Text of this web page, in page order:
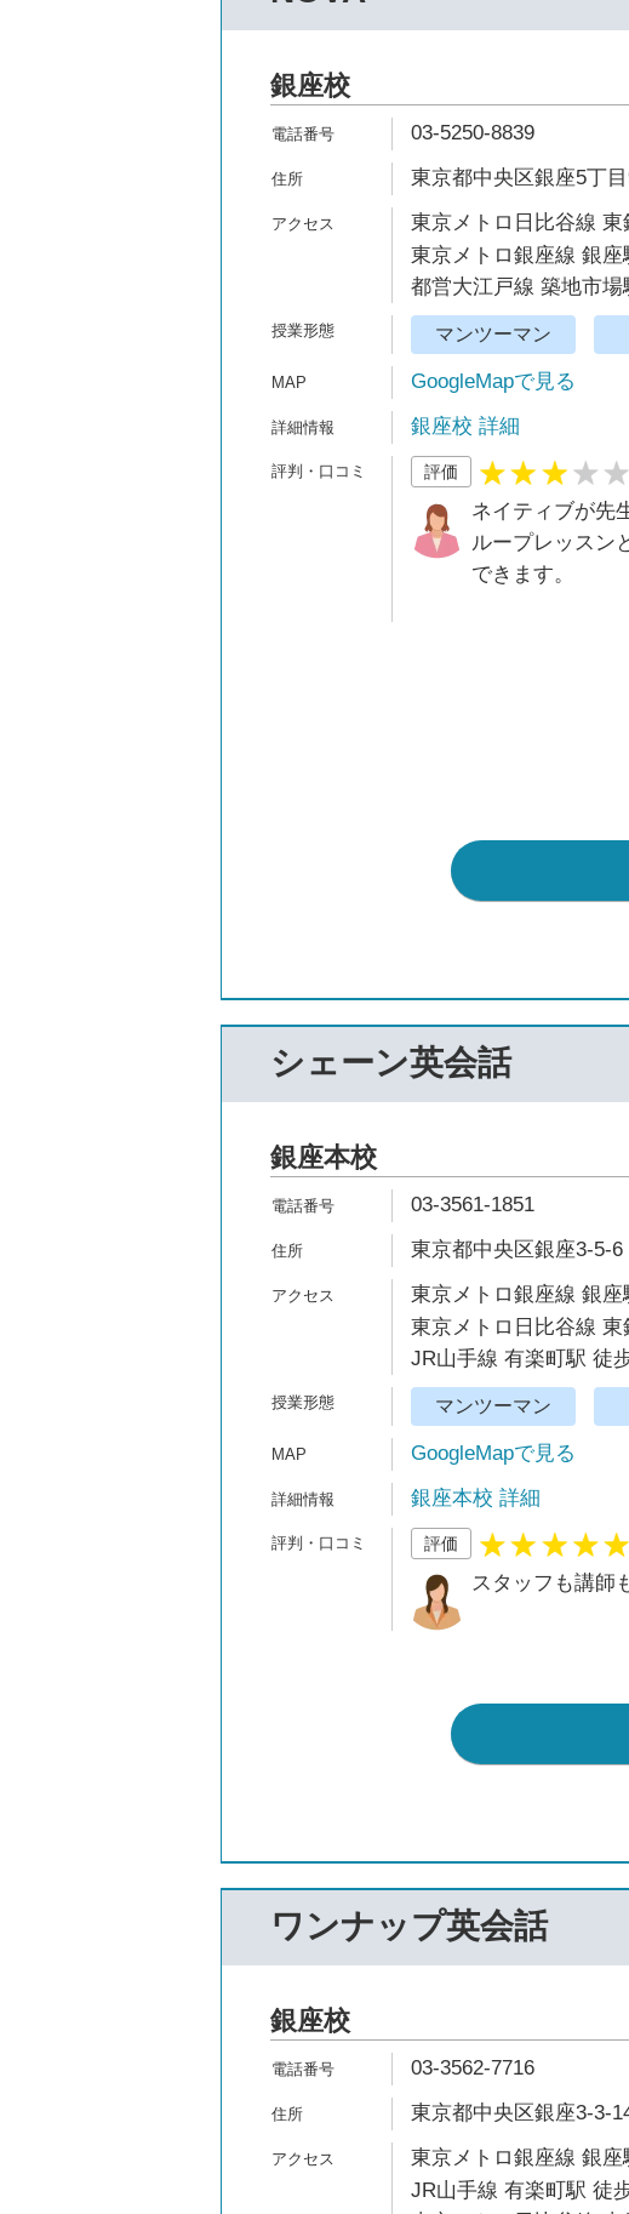
銀座校
03-5250-8839
東京都中央区銀座5丁
東京メトロ日比谷線
東京メトロ銀座線 銀座
都営大江戸線 築地市場
マンツーマン
GoogleMapで見る
銀座校 詳細
評価
ネイティブが先
ループレッスン
できます。
シェーン英会話
銀座本校
03-3561-1851
東京都中央区銀座3-5-
東京メトロ銀座線 銀座
東京メトロ日比谷線
JR山手線 有楽町駅 徒
マンツーマン
GoogleMapで見る
銀座本校 詳細
評価
スタッフも講師
ワンナップ英会話
銀座校
03-3562-7716
東京都中央区銀座3-3-
東京メトロ銀座線 銀座
JR山手線 有楽町駅 徒